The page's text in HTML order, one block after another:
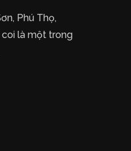
Phú Thọ,
là một trong